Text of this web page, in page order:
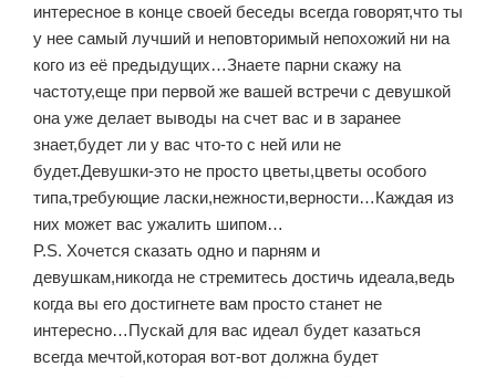
интересное в конце своей беседы всегда говорят,что ты
у нее самый лучший и неповторимый непохожий ни на
кого из её предыдущих…Знаете парни скажу на
частоту,еще при первой же вашей встречи с девушкой
она уже делает выводы на счет вас и в заранее
знает,будет ли у вас что-то с ней или не
будет.Девушки-это не просто цветы,цветы особого
типа,требующие ласки,нежности,верности…Каждая из
них может вас ужалить шипом…
P.S. Хочется сказать одно и парням и
девушкам,никогда не стремитесь достичь идеала,ведь
когда вы его достигнете вам просто станет не
интересно…Пускай для вас идеал будет казаться
всегда мечтой,которая вот-вот должна будет